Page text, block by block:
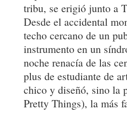
tribu, se erigió junto a
Desde el accidental
techo cercano de un
instrumento en un
noche renacía de las
plus de estudiante de
chico y diseñó, sino la
Pretty Things), la más